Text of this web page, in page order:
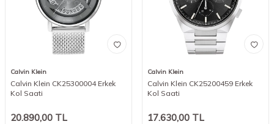
Calvin Klein
Calvin Klein CK25300004 Erkek
Kol Saati
20.890,00 TL
Calvin Klein
Calvin Klein CK25200459 Erkek
Kol Saati
17.630,00 TL